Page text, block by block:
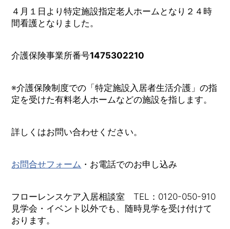
４月１日より特定施設指定老人ホームとなり２４時
間看護となりました。
介護保険事業所番号1475302210
※介護保険制度での「特定施設入居者生活介護」の指
定を受けた有料老人ホームなどの施設を指します。
詳しくはお問い合わせください。
お問合せフォーム ・お電話でのお申し込み
フローレンスケア入居相談室 TEL：0120-050-910
見学会・イベント以外でも、随時見学を受け付けて
おります。